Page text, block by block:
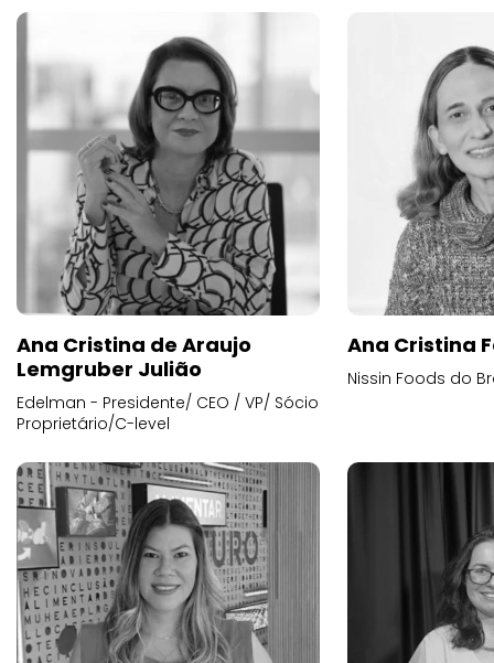
Ana Cristina de Araujo
Lemgruber Julião
Edelman - Presidente/ CEO / VP/ Sócio
Proprietário/C-level
Ana Cristina
Nissin Foods do